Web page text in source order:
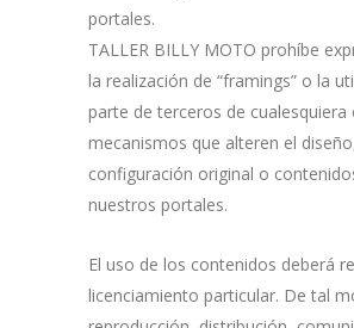
portales.
TALLER BILLY MOTO prohíbe
la realización de “framings” o la
parte de terceros de cualesquiera
mecanismos que alteren el
configuración original o
nuestros portales.
El uso de los contenidos deberá
licenciamiento particular. De tal